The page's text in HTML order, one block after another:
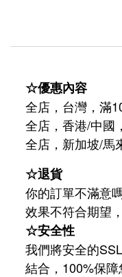
☆優惠內容
全店，台灣，滿
全店，香港/中國
全店，新加坡/馬
☆退貨
你的訂單不滿意
效果不符合期望
☆安全性
我們將安全的
結合，100%保障